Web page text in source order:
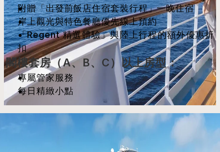
附贈「出發前飯店住宿套裝行程」一晚住宿
岸上觀光與特色餐廳優先線上預約
「Regent 精選體驗」與陸上行程的額外優惠折
扣
閣樓套房（A、B、C）以上房型：
專屬管家服務
每日精緻小點